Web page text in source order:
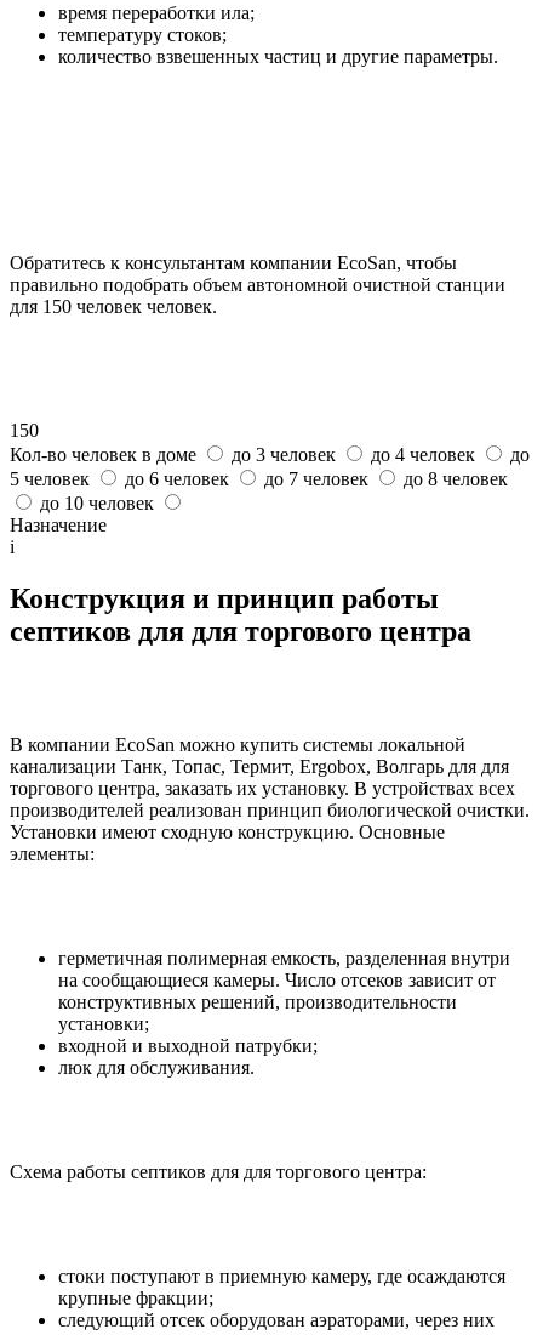
время переработки ила;
температуру стоков;
количество взвешенных частиц и другие параметры.
Обратитесь к консультантам компании EcoSan, чтобы
правильно подобрать объем автономной очистной станции
для 150 человек человек.
150
Кол-во человек в доме
до 3 человек до 4 человек
до
5 человек
до 6 человек до 7 человек
до 8 человек
до 10 человек
Назначение
i
Конструкция и принцип работы
септиков для для торгового центра
В компании EcoSan можно купить системы локальной
канализации Танк, Топас, Термит, Ergobox, Волгарь для для
торгового центра, заказать их установку. В устройствах всех
производителей реализован принцип биологической очистки.
Установки имеют сходную конструкцию. Основные
элементы:
герметичная полимерная емкость, разделенная внутри
на сообщающиеся камеры. Число отсеков зависит от
конструктивных решений, производительности
установки;
входной и выходной патрубки;
люк для обслуживания.
Схема работы септиков для для торгового центра:
стоки поступают в приемную камеру, где осаждаются
крупные фракции;
следующий отсек оборудован аэраторами, через них